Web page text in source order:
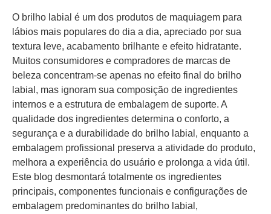
O brilho labial é um dos produtos de maquiagem para
lábios mais populares do dia a dia, apreciado por sua
textura leve, acabamento brilhante e efeito hidratante.
Muitos consumidores e compradores de marcas de
beleza concentram-se apenas no efeito final do brilho
labial, mas ignoram sua composição de ingredientes
internos e a estrutura de embalagem de suporte. A
qualidade dos ingredientes determina o conforto, a
segurança e a durabilidade do brilho labial, enquanto a
embalagem profissional preserva a atividade do produto,
melhora a experiência do usuário e prolonga a vida útil.
Este blog desmontará totalmente os ingredientes
principais, componentes funcionais e configurações de
embalagem predominantes do brilho labial,